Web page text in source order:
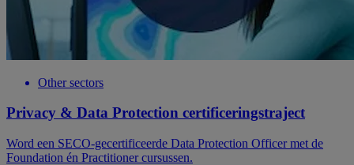
Other sectors
Privacy & Data Protection certificeringstraject
Word een SECO-gecertificeerde Data Protection Officer met de
Foundation én Practitioner cursussen.